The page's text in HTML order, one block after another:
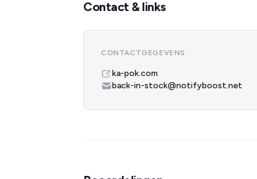
Contact & links
CONTACTGEGEVENS
ka-pok.com
back-in-stock@notifyboost.net